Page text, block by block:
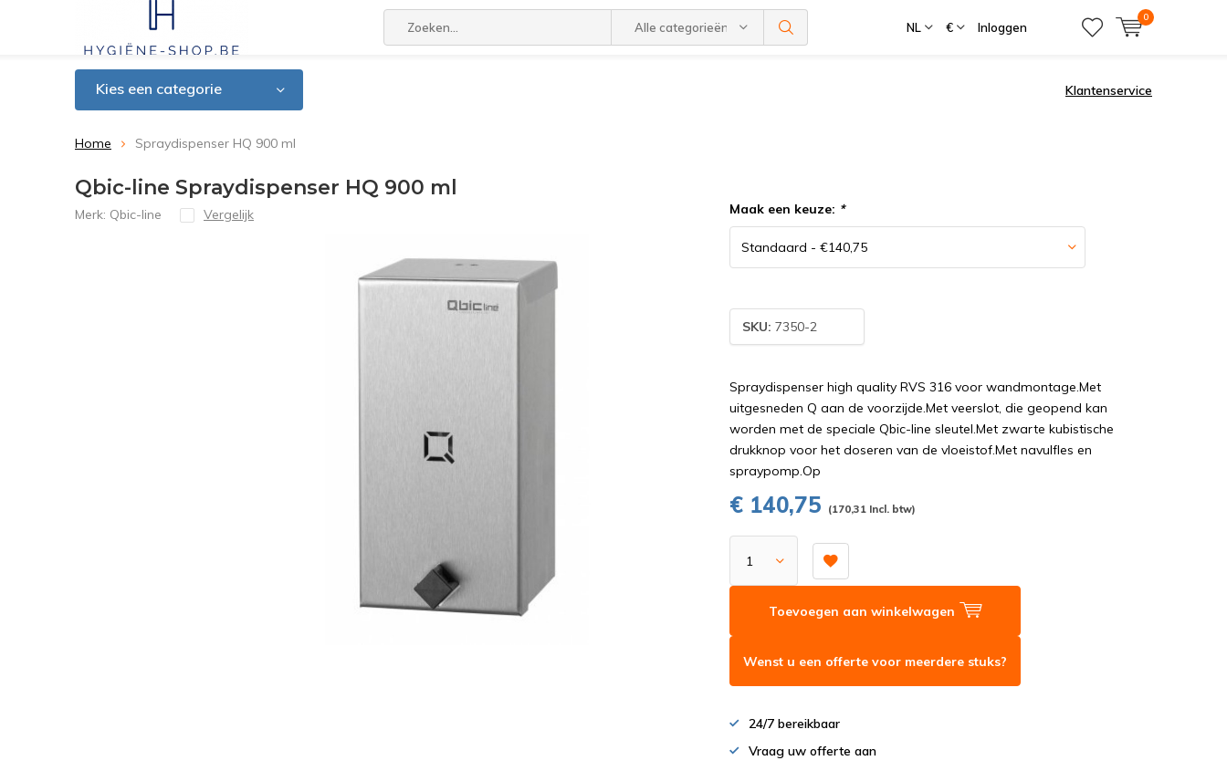
Alle categorieën NL € Inloggen
0
Kies een categorie Klantenservice
Home Spraydispenser HQ 900 ml
Qbic-line Spraydispenser HQ 900 ml
Merk: Qbic-line Vergelijk Maak een keuze: *
SKU: 7350-2
Spraydispenser high quality RVS 316 voor wandmontage.Met
uitgesneden Q aan de voorzijde.Met veerslot, die geopend kan
worden met de speciale Qbic-line sleutel.Met zwarte kubistische
drukknop voor het doseren van de vloeistof.Met navulfles en
spraypomp.Op
€ 140,75 (170,31 Incl. btw)
Toevoegen aan winkelwagen
Wenst u een offerte voor meerdere stuks?
24/7 bereikbaar
Vraag uw offerte aan